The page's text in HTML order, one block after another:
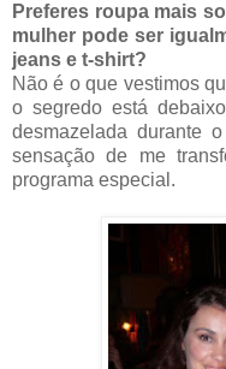
Preferes roupa mais
mulher pode ser
jeans e t-shirt?
Não é o que vestimos
o segredo está
desmazelada durante
sensação de me
programa especial.